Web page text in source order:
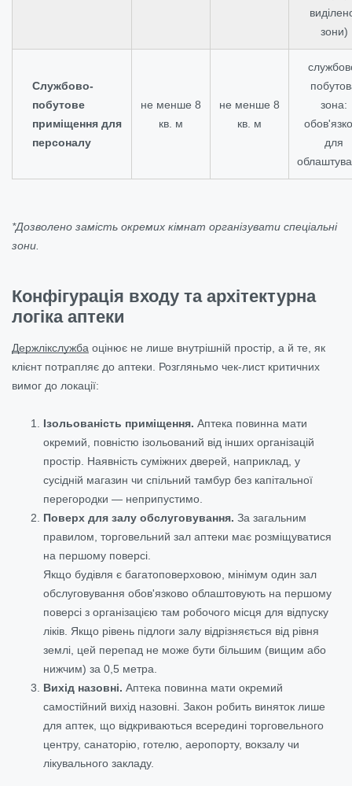
зони)
Службово-
побутове
приміщення для
персоналу
не менше 8
кв. м
не менше 8
кв. м
зона:
для
*Дозволено замість окремих кімнат організувати спеціальні
зони.
Конфігурація входу та архітектурна
логіка аптеки
Держлікслужба оцінює не лише внутрішній простір, а й те, як
клієнт потрапляє до аптеки. Розгляньмо чек-лист критичних
вимог до локації:
Ізольованість приміщення. Аптека повинна мати
окремий, повністю ізольований від інших організацій
простір. Наявність суміжних дверей, наприклад, у
сусідній магазин чи спільний тамбур без капітальної
перегородки — неприпустимо.
Поверх для залу обслуговування. За загальним
правилом, торговельний зал аптеки має розміщуватися
на першому поверсі.
Якщо будівля є багатоповерховою, мінімум один зал
обслуговування обов'язково облаштовують на першому
поверсі з організацією там робочого місця для відпуску
ліків. Якщо рівень підлоги залу відрізняється від рівня
землі, цей перепад не може бути більшим (вищим або
нижчим) за 0,5 метра.
Вихід назовні. Аптека повинна мати окремий
самостійний вихід назовні. Закон робить виняток лише
для аптек, що відкриваються всередині торговельного
центру, санаторію, готелю, аеропорту, вокзалу чи
лікувального закладу.